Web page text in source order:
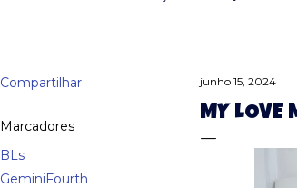
Compartilhar
Marcadores
BLs
GeminiFourth
junho 15, 2024
MY LOVE